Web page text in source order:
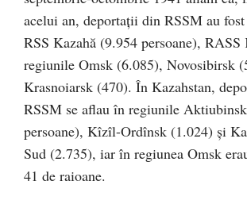
acelui an, deportaţii din RSSM au
RSS Kazahă (9.954 persoane),
regiunile Omsk (6.085), Novosibirsk
Krasnoiarsk (470). În Kazahstan,
RSSM se aflau în regiunile
persoane), Kîzîl-Ordînsk (1.024) şi
Sud (2.735), iar în regiunea Omsk
41 de raioane.